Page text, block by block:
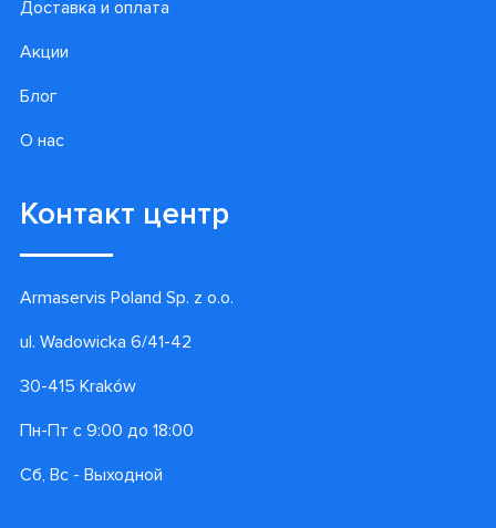
Доставка и оплата
Акции
Блог
О нас
Контакт центр
Armaservis Poland Sp. z o.o.
ul. Wadowicka 6/41-42
30-415 Kraków
Пн-Пт с 9:00 до 18:00
Сб, Вс - Выходной